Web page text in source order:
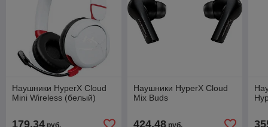
Наушники HyperX Cloud
Mini Wireless (белый)
179,34
Наушники HyperX Cloud
Mix Buds
424,48